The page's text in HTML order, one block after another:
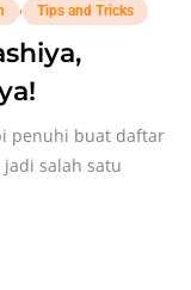
Tips and Tricks
penuhi buat daftar
salah satu